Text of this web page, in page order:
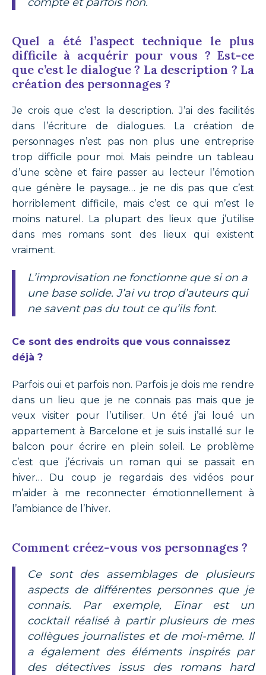
Quel a été l’aspect technique le plus
difficile à acquérir pour vous ? Est-ce
que c’est le dialogue ? La description ? La
création des personnages ?
Je crois que c’est la description. J’ai des facilités
dans l’écriture de dialogues. La création de
personnages n’est pas non plus une entreprise
trop difficile pour moi. Mais peindre un tableau
d’une scène et faire passer au lecteur l’émotion
que génère le paysage… je ne dis pas que c’est
horriblement difficile, mais c’est ce qui m’est le
moins naturel. La plupart des lieux que j’utilise
dans mes romans sont des lieux qui existent
vraiment.
L’improvisation ne fonctionne que si on a
une base solide. J’ai vu trop d’auteurs qui
ne savent pas du tout ce qu’ils font.
Ce sont des endroits que vous connaissez
déjà ?
Parfois oui et parfois non. Parfois je dois me rendre
dans un lieu que je ne connais pas mais que je
veux visiter pour l’utiliser. Un été j’ai loué un
appartement à Barcelone et je suis installé sur le
balcon pour écrire en plein soleil. Le problème
c’est que j’écrivais un roman qui se passait en
hiver… Du coup je regardais des vidéos pour
m’aider à me reconnecter émotionnellement à
l’ambiance de l’hiver.
Comment créez-vous vos personnages ?
Ce sont des assemblages de plusieurs
aspects de différentes personnes que je
connais. Par exemple, Einar est un
cocktail réalisé à partir plusieurs de mes
collègues journalistes et de moi-même. Il
a également des éléments inspirés par
des détectives issus des romans hard